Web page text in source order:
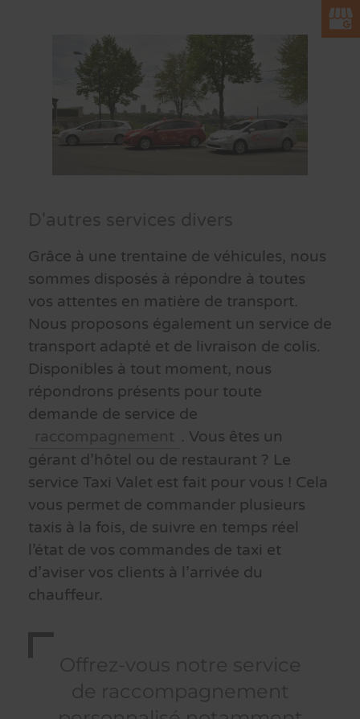
Grâce à une trentaine de véhicules, nous
sommes disposés à répondre à toutes
vos attentes en matière de transport.
Nous proposons également un service de
transport adapté et de livraison de colis.
Disponibles à tout moment, nous
répondrons présents pour toute
demande de service de
. Vous êtes un
gérant d’hôtel ou de restaurant ? Le
service Taxi Valet est fait pour vous ! Cela
vous permet de commander plusieurs
taxis à la fois, de suivre en temps réel
l’état de vos commandes de taxi et
d’aviser vos clients à l’arrivée du
chauffeur.